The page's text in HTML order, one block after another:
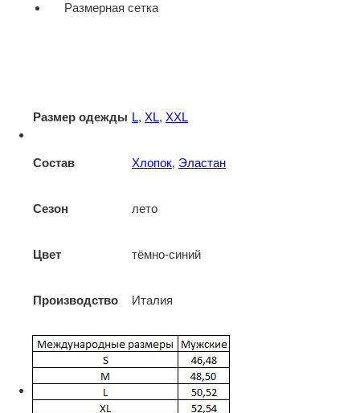
Размерная сетка
Размер одежды L, XL, XXL
Состав Хлопок, Эластан
Сезон лето
Цвет тёмно-синий
Производство Италия